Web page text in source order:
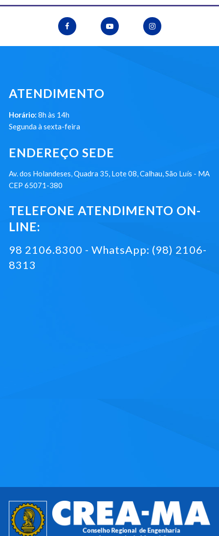
ATENDIMENTO
Horário: 8h às 14h
Segunda à sexta-feira
ENDEREÇO SEDE
Av. dos Holandeses, Quadra 35, Lote 08, Calhau, São Luís - MA
CEP 65071-380
TELEFONE ATENDIMENTO ON-
LINE:
98 2106.8300 - WhatsApp: (98) 2106-
8313